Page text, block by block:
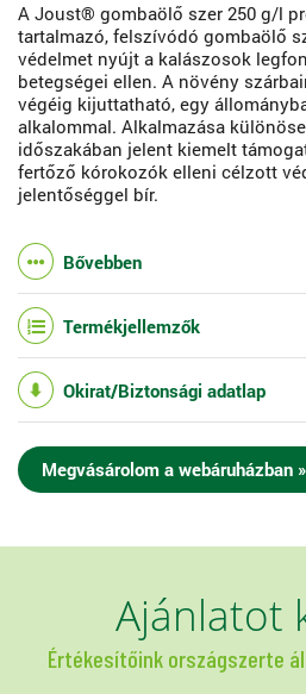
A Joust® gombaölő szer 250 g/l
tartalmazó, felszívódó gombaölő
védelmet nyújt a kalászosok
betegségei ellen. A növény
végéig kijuttatható, egy
alkalommal. Alkalmazása
időszakában jelent kiemelt
fertőző kórokozók elleni célzott
jelentőséggel bír.
Bővebben
Termékjellemzők
Okirat/Biztonsági adatlap
Megvásárolom a webáruházban »
Ajánlatot
Értékesítőink országszerte